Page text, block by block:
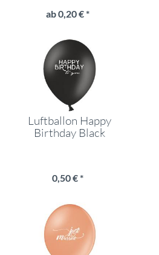
ab 0,20 € *
Luftballon Happy
Birthday Black
0,50 € *